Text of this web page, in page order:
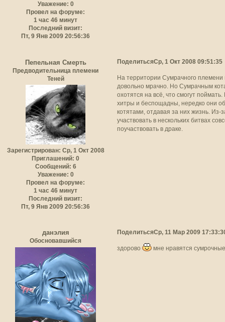
Уважение: 0
Провел на форуме:
1 час 46 минут
Последний визит:
Пт, 9 Янв 2009 20:56:36
ПоделитьсяСр, 1 Окт 2008 09:51:35
Пепельная Смерть
Предводительница племени
Теней
Зарегистрирован: Ср, 1 Окт 2008
Приглашений: 0
Сообщений: 6
Уважение: 0
Провел на форуме:
1 час 46 минут
Последний визит:
Пт, 9 Янв 2009 20:56:36
На территории Сумрачного племени
довольно мрачно. Но Сумрачным
охотятся на всё, что смогут
хитры и беспощадны, нередко они
котятами, отдавая за них жизнь.
участвовать в нескольких битвах
поучаствовать в драке.
ПоделитьсяСр, 11 Мар 2009
данэлия
Обосновавшийся
здорово мне нравятся